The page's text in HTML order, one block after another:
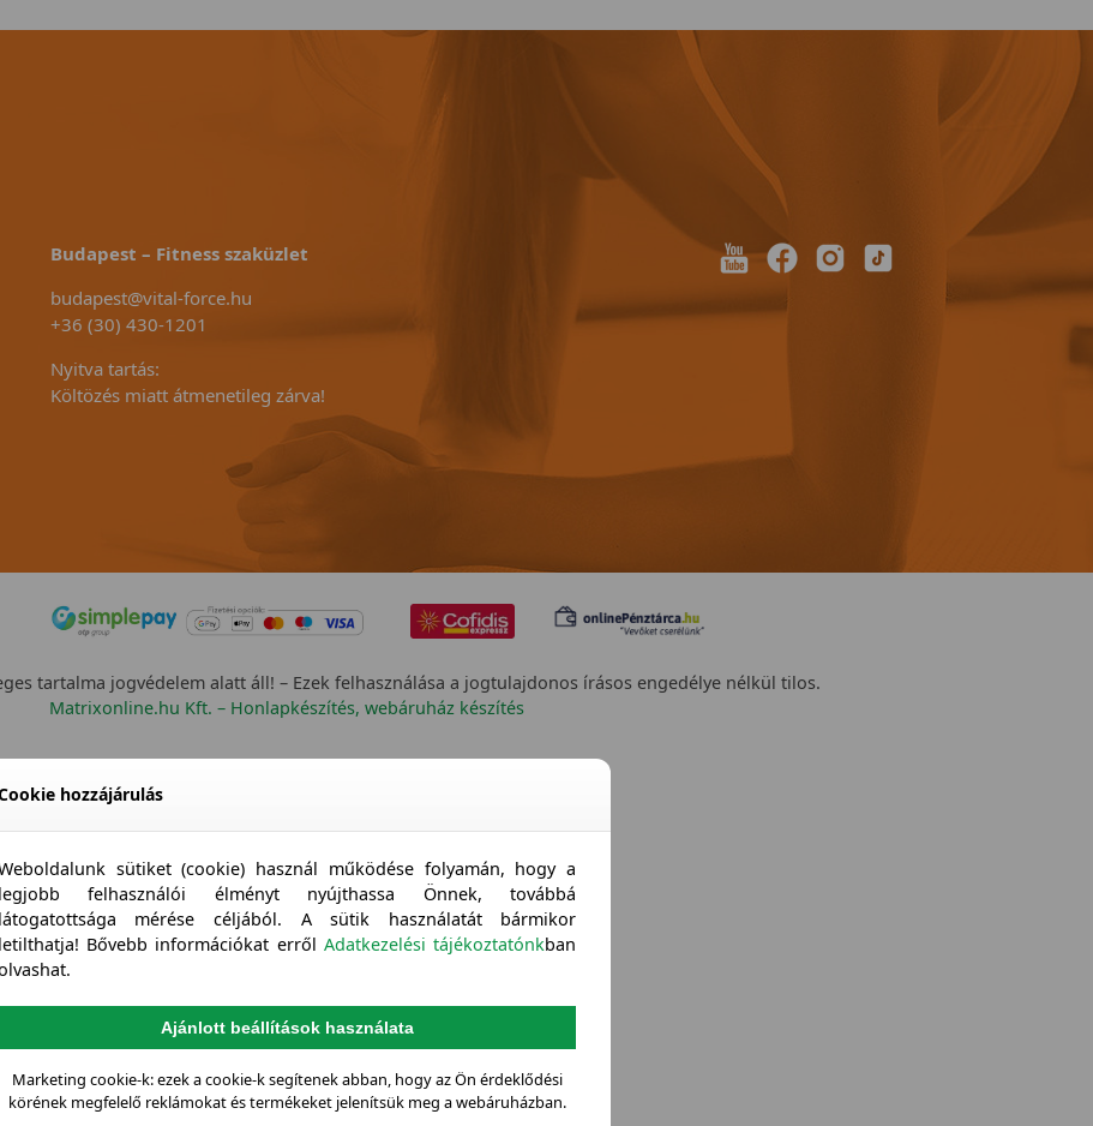
Budapest – Fitness szaküzlet
budapest@vital-force.hu
+36 (30) 430-1201
Nyitva tartás:
Költözés miatt átmenetileg zárva!
tartalma jogvédelem alatt áll! – Ezek felhasználása a jogtulajdonos írásos engedélye nélkül tilos.
Matrixonline.hu Kft. – Honlapkészítés, webáruház készítés
hozzájárulás
sütiket (cookie) használ működése folyamán, hogy a
legjobb felhasználói élményt nyújthassa Önnek, továbbá
látogatottsága mérése céljából. A sütik használatát bármikor
letilthatja! Bővebb információkat erről Adatkezelési tájékoztatónkban
Ajánlott beállítások használata
Marketing cookie-k: ezek a cookie-k segítenek abban, hogy az Ön érdeklődési
körének megfelelő reklámokat és termékeket jelenítsük meg a webáruházban.